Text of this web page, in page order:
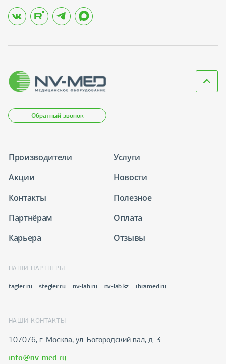
Обратный звонок
Производители
Услуги
Акции
Новости
Контакты
Полезное
Партнёрам
Оплата
Карьера
Отзывы
НАШИ ПАРТНЕРЫ
tagler.ru stegler.ru nv-lab.ru nv-lab.kz ibramed.ru
НАШИ КОНТАКТЫ
107076, г. Москва, ул. Богородский вал, д. 3
info@nv-med.ru